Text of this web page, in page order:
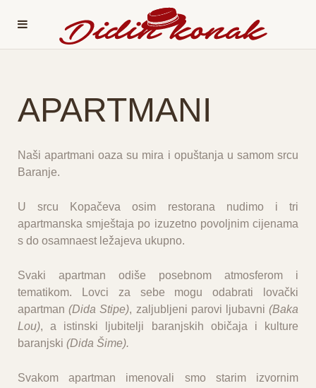
APARTMANI
Naši apartmani oaza su mira i opuštanja u samom srcu
Baranje.
U srcu Kopačeva osim restorana nudimo i tri
apartmanska smještaja po izuzetno povoljnim cijenama
s do osamnaest ležajeva ukupno.
Svaki apartman odiše posebnom atmosferom i
tematikom. Lovci za sebe mogu odabrati lovački
apartman(Dida Stipe), zaljubljeni parovi ljubavni(Baka
Lou), a istinski ljubitelji baranjskih običaja i kulture
baranjski (Dida Šime).
Svakom apartman imenovali smo starim izvornim